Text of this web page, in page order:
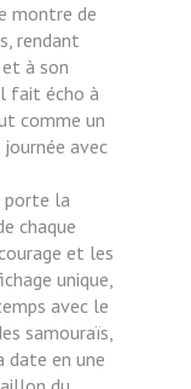
montre de
rendant
à son
fait écho à
comme un
avec
porte la
chaque
et les
unique,
avec le
samouraïs,
date en une